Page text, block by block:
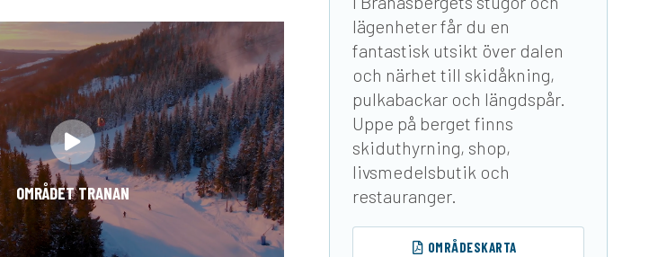
OMRÅDET TRANAN
lägenheter får du en
fantastisk utsikt över dalen
och närhet till skidåkning,
pulkabackar och längdspår.
Uppe på berget finns
skiduthyrning, shop,
livsmedelsbutik och
restauranger.
OMRÅDESKARTA